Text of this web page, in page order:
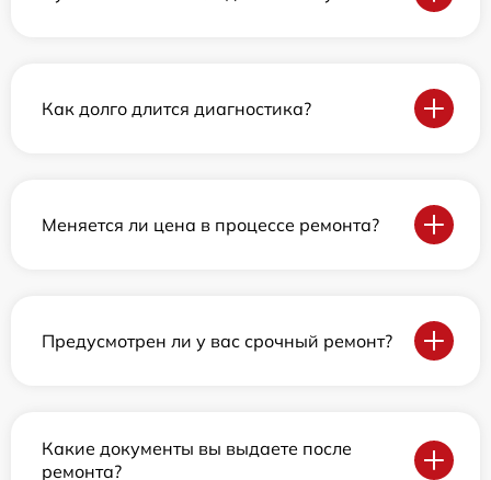
Как долго длится диагностика?
Меняется ли цена в процессе ремонта?
Предусмотрен ли у вас срочный ремонт?
Какие документы вы выдаете после
ремонта?